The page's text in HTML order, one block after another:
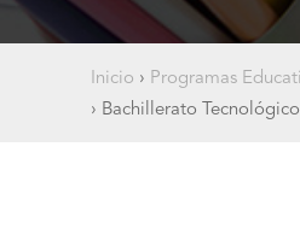
Inicio › Programas
› Bachillerato